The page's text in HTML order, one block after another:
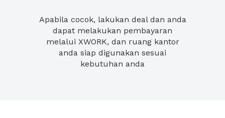
Apabila cocok, lakukan deal dan anda
dapat melakukan pembayaran
melalui XWORK, dan ruang kantor
anda siap digunakan sesuai
kebutuhan anda